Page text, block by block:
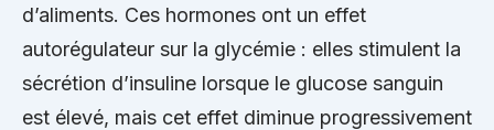
d’aliments. Ces hormones ont un effet
autorégulateur sur la glycémie : elles stimulent la
sécrétion d’insuline lorsque le glucose sanguin
est élevé, mais cet effet diminue progressivement